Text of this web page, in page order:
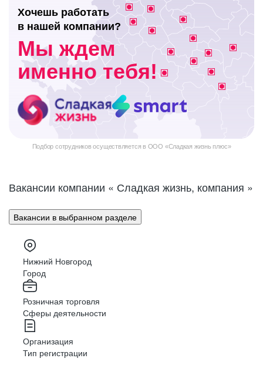
Хочешь работать
в нашей компании?
Мы ждем
именно тебя!
Подбор сотрудников осуществляется в ООО «Сладкая жизнь плюс»
Вакансии компании « Сладкая жизнь, компания »
Вакансии в выбранном разделе
Нижний Новгород
Город
Розничная торговля
Сферы деятельности
Организация
Тип регистрации